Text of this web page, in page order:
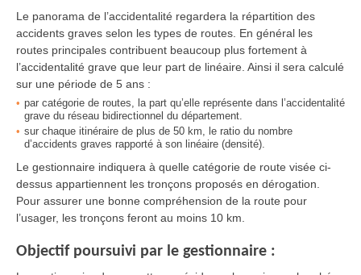
Le panorama de l’accidentalité regardera la répartition des
accidents graves selon les types de routes. En général les
routes principales contribuent beaucoup plus fortement à
l’accidentalité grave que leur part de linéaire. Ainsi il sera calculé
sur une période de 5 ans :
par catégorie de routes, la part qu’elle représente dans l’accidentalité
grave du réseau bidirectionnel du département.
sur chaque itinéraire de plus de 50 km, le ratio du nombre
d’accidents graves rapporté à son linéaire (densité).
Le gestionnaire indiquera à quelle catégorie de route visée ci-
dessus appartiennent les tronçons proposés en dérogation.
Pour assurer une bonne compréhension de la route pour
l’usager, les tronçons feront au moins 10 km.
Objectif poursuivi par le gestionnaire :